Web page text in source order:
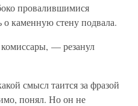
провалившимися
каменную стену подвала.
— резанул
смысл таится за фразой
понял. Но он не